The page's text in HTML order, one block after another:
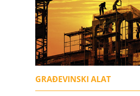
GRAĐEVINSKI ALAT